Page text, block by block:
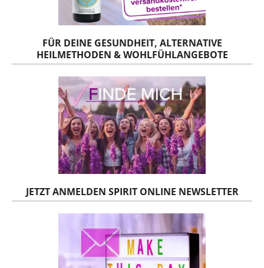
FÜR DEINE GESUNDHEIT, ALTERNATIVE
HEILMETHODEN & WOHLFÜHLANGEBOTE
JETZT ANMELDEN SPIRIT ONLINE NEWSLETTER